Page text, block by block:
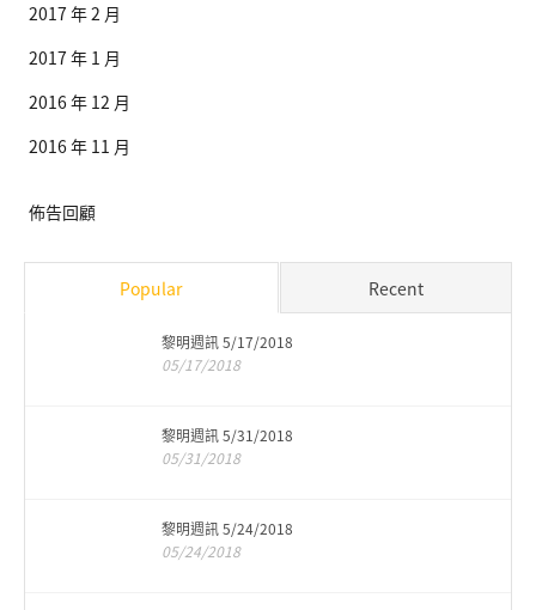
2017 年 2 月
2017 年 1 月
2016 年 12 月
2016 年 11 月
佈告回顧
Popular Recent
黎明週訊 5/17/2018
05/17/2018
黎明週訊 5/31/2018
05/31/2018
黎明週訊 5/24/2018
05/24/2018